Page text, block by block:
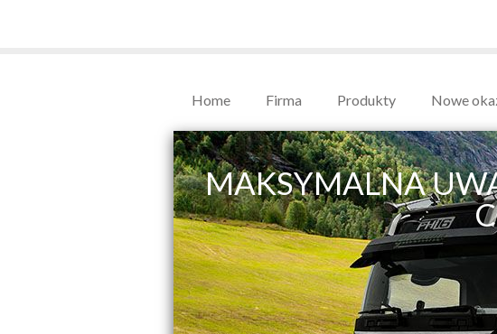
Home Firma Produkty Nowe
MAKSYMALNA